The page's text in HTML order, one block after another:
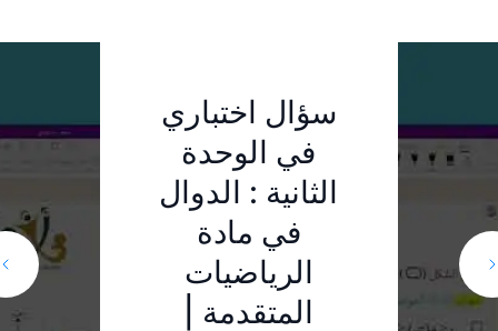
فخور بابنتي..
وتكريمها ضمن
المجيدين
سؤال اختباري
في الوحدة
الثانية : الدوال
في مادة
الرياضيات
المتقدمة |
الفائزون في
"جلوب
العالمية":
الإنجاز يؤكد
نجاح جهود دمج
الممارسات
سؤال اختباري
في الوحدة
الأولى :
المعادلات
والمتباينات |
الصف الحادي
أربعة معلمين
عُمانيين
يتوجون بجائزة
جلوب البيئية